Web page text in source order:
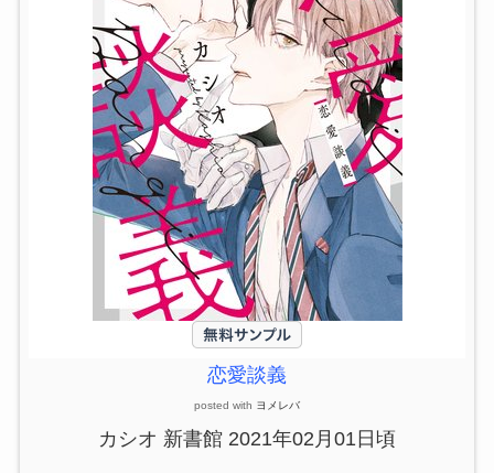
恋愛談義
posted with ヨメレバ
カシオ 新書館 2021年02月01日頃